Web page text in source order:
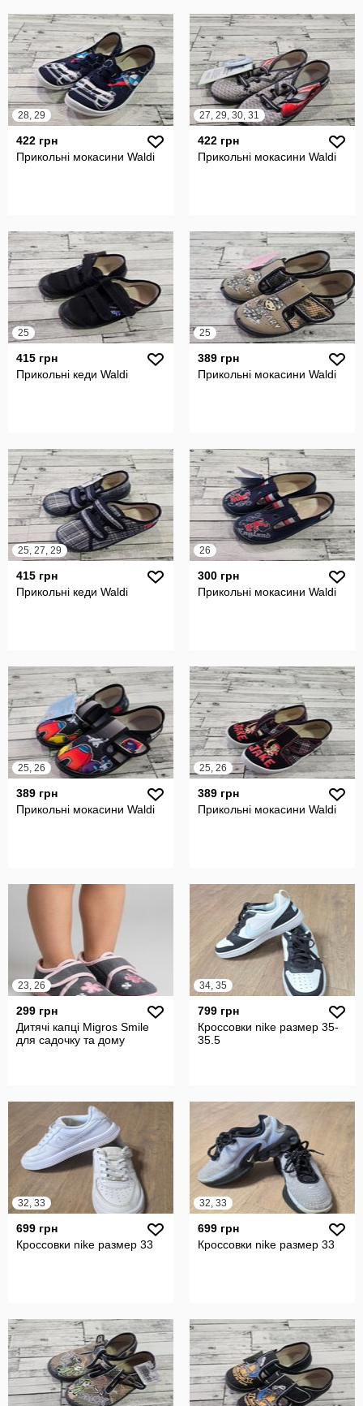
28, 29
422 грн
Прикольні мокасини Waldi
27, 29, 30, 31
422 грн
Прикольні мокасини Waldi
25
415 грн
Прикольні кеди Waldi
25
389 грн
Прикольні мокасини Waldi
25, 27, 29
415 грн
Прикольні кеди Waldi
26
300 грн
Прикольні мокасини Waldi
25, 26
389 грн
Прикольні мокасини Waldi
25, 26
389 грн
Прикольні мокасини Waldi
23, 26
299 грн
Дитячі капці Migros Smile
для садочку та дому
34, 35
799 грн
Кроссовки nike размер 35-
35.5
32, 33
699 грн
Кроссовки nike размер 33
32, 33
699 грн
Кроссовки nike размер 33